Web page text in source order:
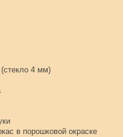
4 мм)
в порошковой окраске